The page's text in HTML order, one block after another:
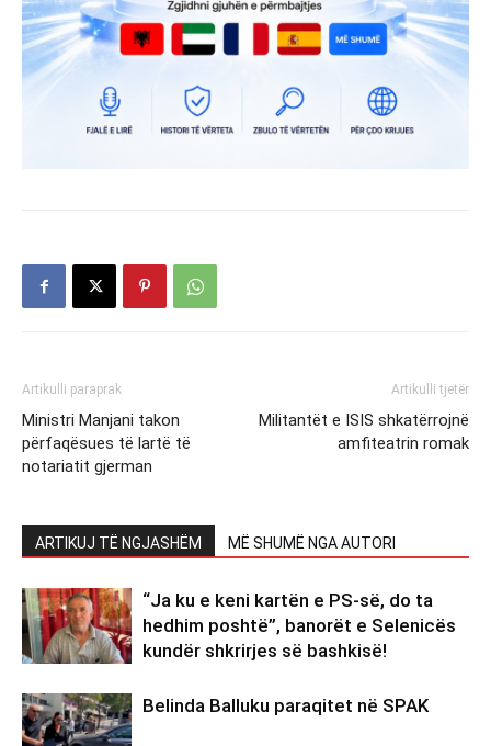
Artikulli paraprak
Ministri Manjani takon
përfaqësues të lartë të
notariatit gjerman
Artikulli tjetër
Militantët e ISIS shkatërrojnë
amfiteatrin romak
ARTIKUJ TË NGJASHËM MË SHUMË NGA AUTORI
“Ja ku e keni kartën e PS-së, do ta
hedhim poshtë”, banorët e Selenicës
kundër shkrirjes së bashkisë!
Belinda Balluku paraqitet në SPAK